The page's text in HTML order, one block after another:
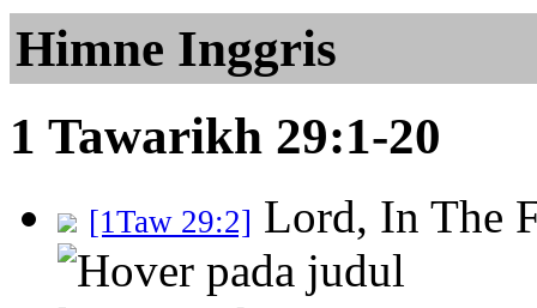
Himne Inggris
1 Tawarikh 29:1-20
[1Taw 29:2] Lord, In The